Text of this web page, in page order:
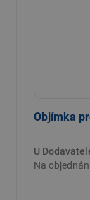
Objímka
U
Na